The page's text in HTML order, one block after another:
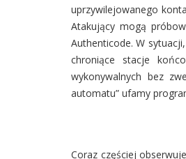
uprzywilejowanego
Atakujący mogą
Authenticode. W
chroniące stacje
wykonywalnych bez
automatu” ufamy
Coraz częściej